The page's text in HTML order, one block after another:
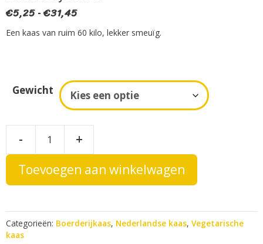
€5,25 - €31,45Prijsklasse:
€5,25
Een kaas van ruim 60 kilo, lekker smeuïg.
Gewicht
-
Boeren
Joekel
aantal
+
Toevoegen aan winkelwagen
e
n
t
v
e
Categorieën: Boerderijkaas, Nederlandse kaas, Vegetarische
kaas